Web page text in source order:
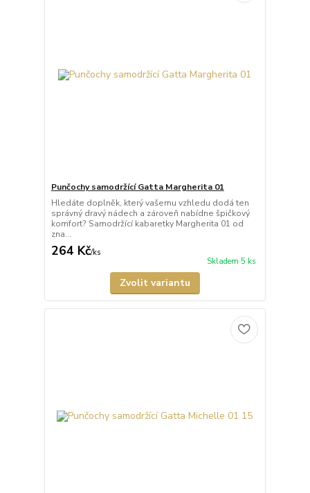
Punčochy samodržící Gatta Margherita 01
Hledáte doplněk, který vašemu vzhledu dodá ten
správný dravý nádech a zároveň nabídne špičkový
komfort? Samodržící kabaretky Margherita 01 od
zna...
264 Kč/ks
Skladem 5 ks
Zvolit variantu